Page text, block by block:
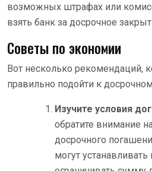
возможных штрафах или
взять банк за досрочное
Советы по экономии
Вот несколько рекомендаций,
правильно подойти к
Изучите условия
обратите внимание
досрочного
могут